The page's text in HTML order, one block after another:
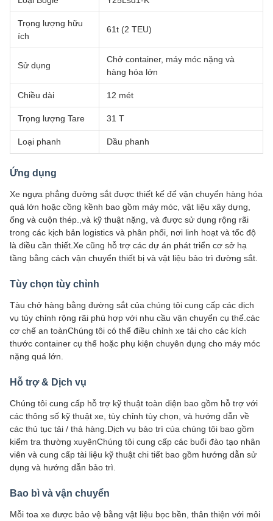
Trọng lượng hữu
ích
61t (2 TEU)
Sử dụng
Chở container, máy móc nặng và
hàng hóa lớn
Chiều dài 12 mét
Trọng lượng Tare 31 T
Loại phanh Dầu phanh
Ứng dụng
Xe ngựa phẳng đường sắt được thiết kế để vận chuyển hàng hóa
quá lớn hoặc cồng kềnh bao gồm máy móc, vật liệu xây dựng,
ống và cuộn thép.,và kỹ thuật nặng, và được sử dụng rộng rãi
trong các kịch bản logistics và phân phối, nơi linh hoạt và tốc độ
là điều cần thiết.Xe cũng hỗ trợ các dự án phát triển cơ sở hạ
tầng bằng cách vận chuyển thiết bị và vật liệu bảo trì đường sắt.
Tùy chọn tùy chỉnh
Tàu chở hàng bằng đường sắt của chúng tôi cung cấp các dịch
vụ tùy chỉnh rộng rãi phù hợp với nhu cầu vận chuyển cụ thể.các
cơ chế an toànChúng tôi có thể điều chỉnh xe tải cho các kích
thước container cụ thể hoặc phụ kiện chuyên dụng cho máy móc
nặng quá lớn.
Hỗ trợ & Dịch vụ
Chúng tôi cung cấp hỗ trợ kỹ thuật toàn diện bao gồm hỗ trợ với
các thông số kỹ thuật xe, tùy chỉnh tùy chọn, và hướng dẫn về
các thủ tục tải / thả hàng.Dịch vụ bảo trì của chúng tôi bao gồm
kiểm tra thường xuyênChúng tôi cung cấp các buổi đào tạo nhân
viên và cung cấp tài liệu kỹ thuật chi tiết bao gồm hướng dẫn sử
dụng và hướng dẫn bảo trì.
Bao bì và vận chuyển
Mỗi toa xe được bảo vệ bằng vật liệu bọc bền, thân thiện với môi